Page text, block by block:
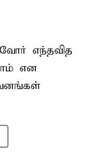
எந்தவித
என